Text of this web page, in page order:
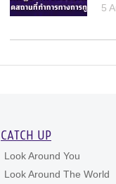
5
CATCH UP
Look Around You
Look Around The World